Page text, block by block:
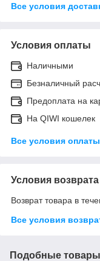
Все условия
Условия оплаты
Наличными
Безналичный
Предоплата на
На QIWI кошелек
Все условия оплаты
Условия возврата
Возврат товара в
Все условия
Подобные